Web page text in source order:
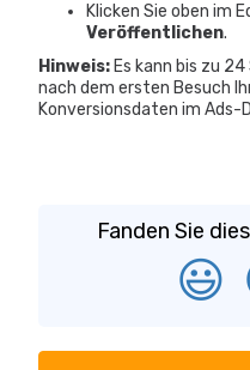
Klicken Sie oben im
Veröffentlichen.
Hinweis: Es kann bis zu
nach dem ersten Besuch
Konversionsdaten im Ads-
Fanden Sie
😃